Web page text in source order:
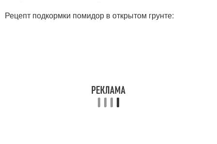
Рецепт подкормки помидор в открытом грунте: